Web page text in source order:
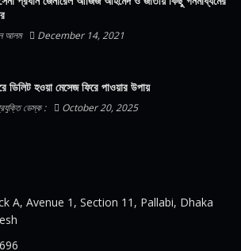
আলম December 14, 2021
ডিলিট হওয়া মেসেজ ফিরে পাওয়ার উপায়
ডেস্ক : October 20, 2025
A, Avenue 1, Section 11, Pallabi, Dhaka